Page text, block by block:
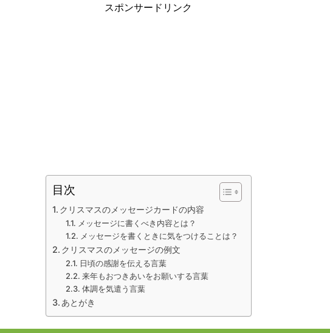
スポンサードリンク
目次
クリスマスのメッセージカードの内容
メッセージに書くべき内容とは？
メッセージを書くときに気をつけることは？
クリスマスのメッセージの例文
日頃の感謝を伝える言葉
来年もおつきあいをお願いする言葉
体調を気遣う言葉
あとがき